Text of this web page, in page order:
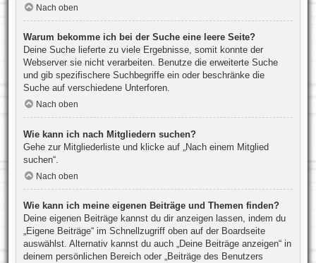
Nach oben
Warum bekomme ich bei der Suche eine leere Seite?
Deine Suche lieferte zu viele Ergebnisse, somit konnte der
Webserver sie nicht verarbeiten. Benutze die erweiterte Suche
und gib spezifischere Suchbegriffe ein oder beschränke die
Suche auf verschiedene Unterforen.
Nach oben
Wie kann ich nach Mitgliedern suchen?
Gehe zur Mitgliederliste und klicke auf „Nach einem Mitglied
suchen“.
Nach oben
Wie kann ich meine eigenen Beiträge und Themen finden?
Deine eigenen Beiträge kannst du dir anzeigen lassen, indem du
„Eigene Beiträge“ im Schnellzugriff oben auf der Boardseite
auswählst. Alternativ kannst du auch „Deine Beiträge anzeigen“ in
deinem persönlichen Bereich oder „Beiträge des Benutzers